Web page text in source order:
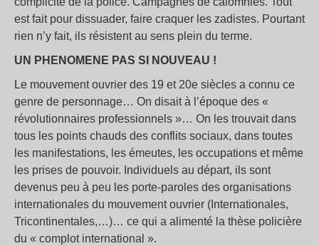
est fait pour dissuader, faire craquer les zadistes. Pourtant
rien n’y fait, ils résistent au sens plein du terme.
UN PHENOMENE PAS SI NOUVEAU !
Le mouvement ouvrier des 19 et 20e siècles a connu ce
genre de personnage… On disait à l’époque des «
révolutionnaires professionnels »… On les trouvait dans
tous les points chauds des conflits sociaux, dans toutes
les manifestations, les émeutes, les occupations et même
les prises de pouvoir. Individuels au départ, ils sont
devenus peu à peu les porte-paroles des organisations
internationales du mouvement ouvrier (Internationales,
Tricontinentales,…)… ce qui a alimenté la thèse policière
du « complot international ».